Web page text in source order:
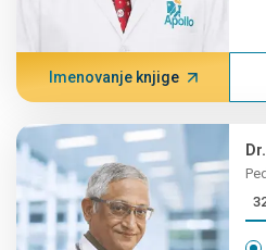
Imenovanje knjige